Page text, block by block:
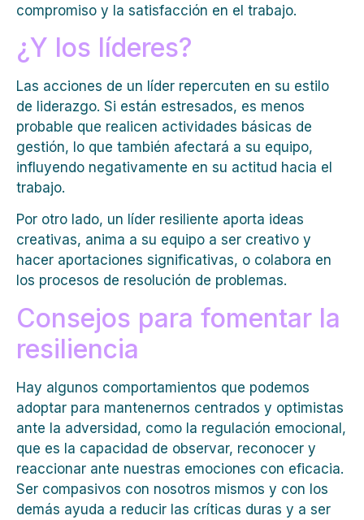
compromiso y la satisfacción en el trabajo.
¿Y los líderes?
Las acciones de un líder repercuten en su estilo
de liderazgo. Si están estresados, es menos
probable que realicen actividades básicas de
gestión, lo que también afectará a su equipo,
influyendo negativamente en su actitud hacia el
trabajo.
Por otro lado, un líder resiliente aporta ideas
creativas, anima a su equipo a ser creativo y
hacer aportaciones significativas, o colabora en
los procesos de resolución de problemas.
Consejos para fomentar la
resiliencia
Hay algunos comportamientos que podemos
adoptar para mantenernos centrados y optimistas
ante la adversidad, como la regulación emocional,
que es la capacidad de observar, reconocer y
reaccionar ante nuestras emociones con eficacia.
Ser compasivos con nosotros mismos y con los
demás ayuda a reducir las críticas duras y a ser